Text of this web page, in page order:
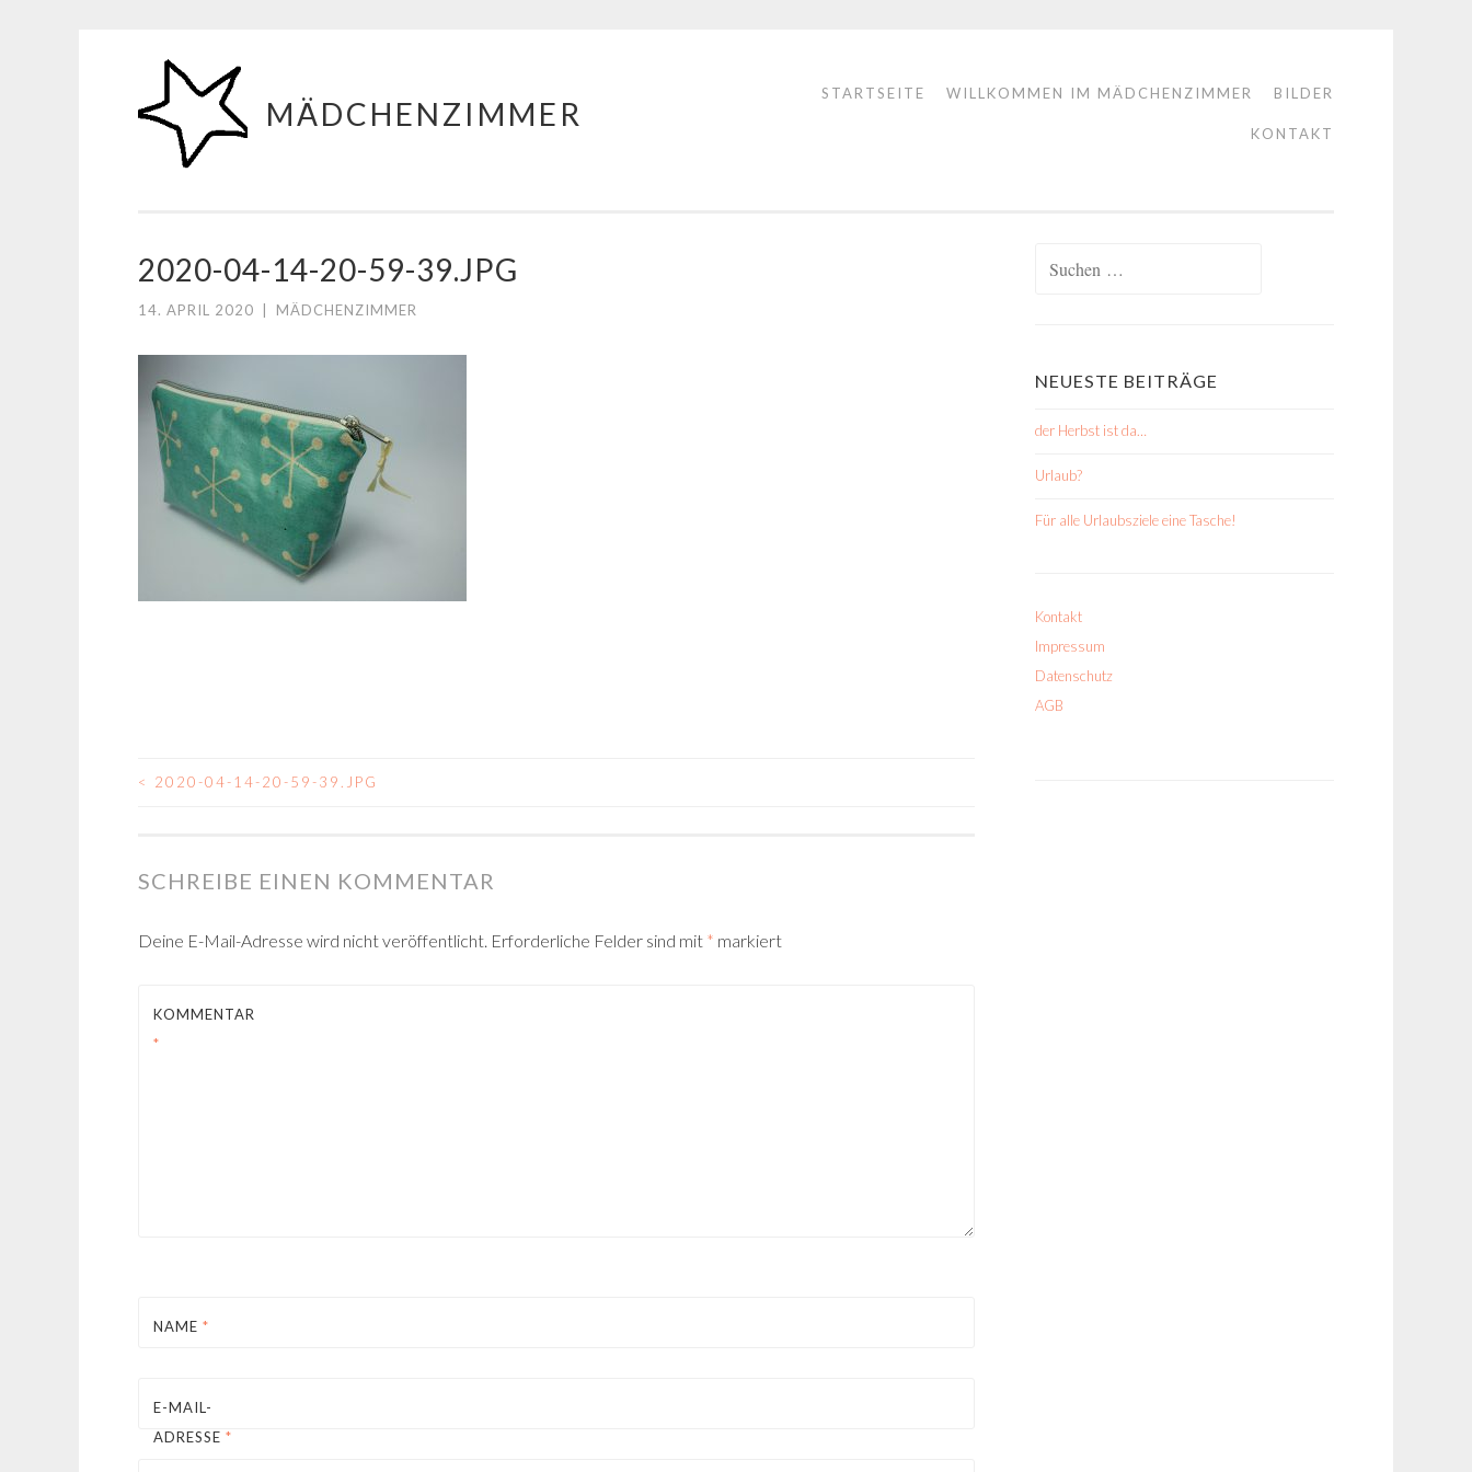
Zum
Inhalt
springen
MÄDCHENZIMMER
STARTSEITE WILLKOMMEN IM MÄDCHENZIMMER BILDER
KONTAKT
2020-04-14-20-59-39.JPG
14. APRIL 2020 MÄDCHENZIMMER
BEITRAGSNAVIGATION
< 2020-04-14-20-59-39.JPG
SCHREIBE EINEN KOMMENTAR
Deine E-Mail-Adresse wird nicht veröffentlicht. Erforderliche Felder sind mit * markiert
KOMMENTAR
*
NAME *
E-MAIL-
ADRESSE *
NEUESTE BEITRÄGE
der Herbst ist da…
Urlaub?
Für alle Urlaubsziele eine Tasche!
Kontakt
Impressum
Datenschutz
AGB